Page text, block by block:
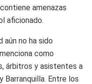
amenazas
aficionado.
aún no ha sido
como
árbitros y asistentes a
Entre los